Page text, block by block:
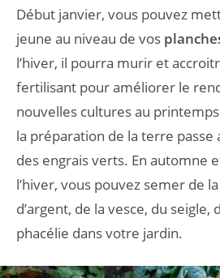
Début janvier, vous pouvez
jeune au niveau de vos
l’hiver, il pourra murir et
fertilisant pour améliorer le
nouvelles cultures au
la préparation de la terre passe
des engrais verts. En automne
l’hiver, vous pouvez semer de
d’argent, de la vesce, du seigle,
phacélie dans votre jardin.